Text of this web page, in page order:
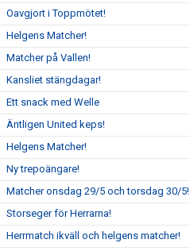
Oavgjort i Toppmötet!
Helgens Matcher!
Matcher på Vallen!
Kansliet stängdagar!
Ett snack med Welle
Äntligen United keps!
Helgens Matcher!
Ny trepoängare!
Matcher onsdag 29/5 och torsdag 30/5!
Storseger för Herrarna!
Herrmatch ikväll och helgens matcher!